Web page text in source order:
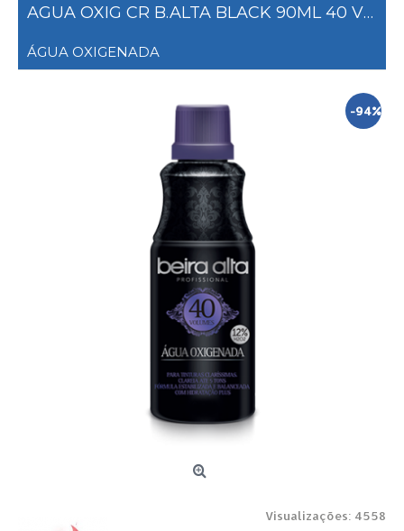
AGUA OXIG CR B.ALTA BLACK 90ML 40 VOL
ÁGUA OXIGENADA
-94%
Visualizações: 4558